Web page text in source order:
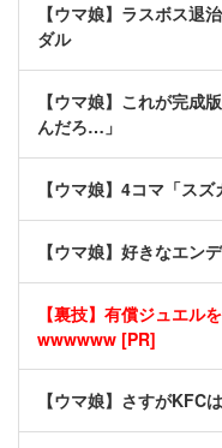
【ウマ娘】ラスボス退
ダル
【ウマ娘】これが完成
んだろ…」
【ウマ娘】4コマ「ス
【ウマ娘】好きなエン
【裏技】有償ジュエル
wwwwww [PR]
【ウマ娘】さすがKFC